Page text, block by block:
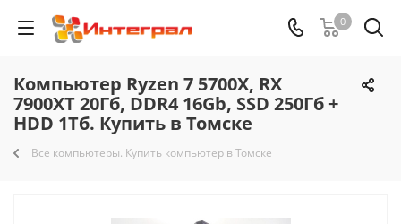
0
Компьютер Ryzen 7 5700X, RX
7900XT 20Гб, DDR4 16Gb, SSD 250Гб +
HDD 1Тб. Купить в Томске
Все компьютеры. Купить компьютер в Томске